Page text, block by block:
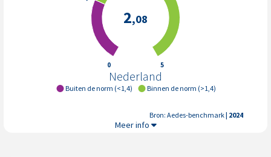
Buiten de norm (<1,4) Binnen de norm (>1,4)
Nederland
0 5
2,08
Bron: Aedes-benchmark| 2024
ICR (Interest Coverage Ratio),
Meer info